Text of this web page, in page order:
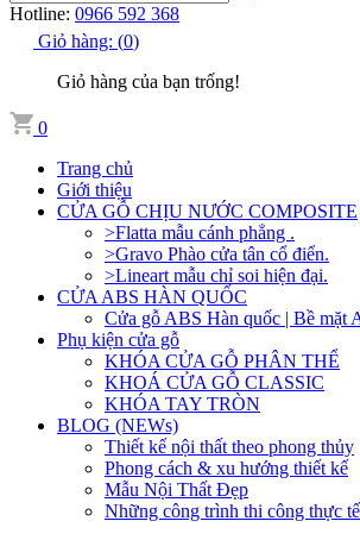
Hotline: 0966 592 368
Giỏ hàng: (0)
Giỏ hàng của bạn trống!
0
Trang chủ
Giới thiệu
CỬA GỖ CHỊU NƯỚC COMPOSITE
>Flatta mẫu cánh phẳng .
>Gravo Phào cửa tân cổ điển.
>Lineart mẫu chỉ soi hiện đại.
CỬA ABS HÀN QUỐC
Cửa gỗ ABS Hàn quốc | Bề mặt
Phụ kiện cửa gỗ
KHÓA CỬA GỖ PHÂN THỂ
KHOÁ CỬA GỖ CLASSIC
KHÓA TAY TRÒN
BLOG (NEWs)
Thiết kế nội thất theo phong thủy
Phong cách & xu hướng thiết kế
Mẫu Nội Thất Đẹp
Những công trình thi công thực tế